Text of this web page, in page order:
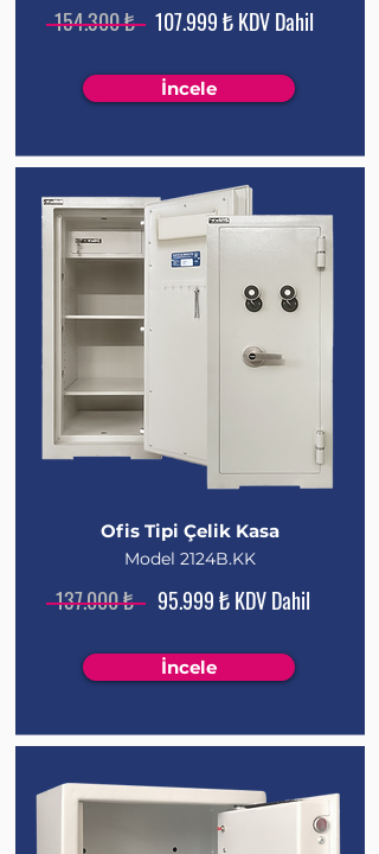
154.300 ₺ 107.999 ₺ KDV Dahil
İncele
Ofis Tipi Çelik Kasa
Model 2124B.KK
137.000 ₺ 95.999 ₺ KDV Dahil
İncele